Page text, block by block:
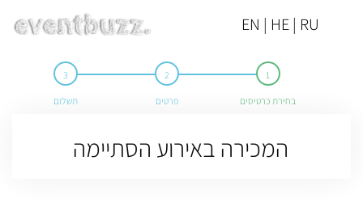
EN | HE | RU
בחירת כרטיסים פרטים תשלום
המכירה באירוע הסתיימה